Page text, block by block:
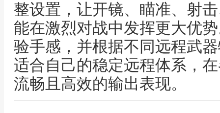
整设置，让开镜、瞄准、射
能在激烈对战中发挥更大优
验手感，并根据不同远程武
适合自己的稳定远程体系，
流畅且高效的输出表现。